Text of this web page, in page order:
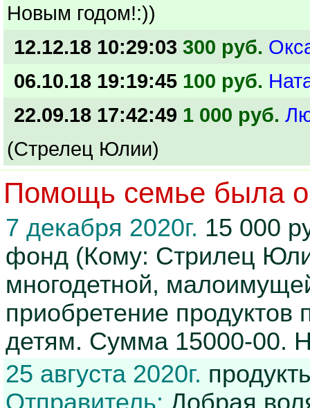
Новым годом!:))
12.12.18 10:29:03 300 руб.
06.10.18 19:19:45 100 руб.
22.09.18 17:42:49 1 000 руб.
(Стрелец Юлии)
Помощь семье была
7 декабря 2020г. 15 000
фонд (Кому: Стрилец
многодетной,
приобретение
детям. Cумма 15000-00.
25 августа 2020г.
Отправитель: Добрая